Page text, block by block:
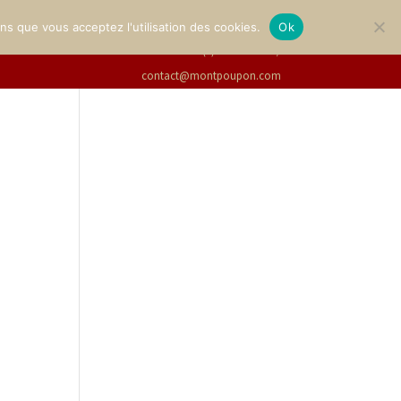
BILLETTERIE Français
+33(0)2 47 94 21 15/
contact@montpoupon.com
que vous acceptez l'utilisation des cookies. Ok